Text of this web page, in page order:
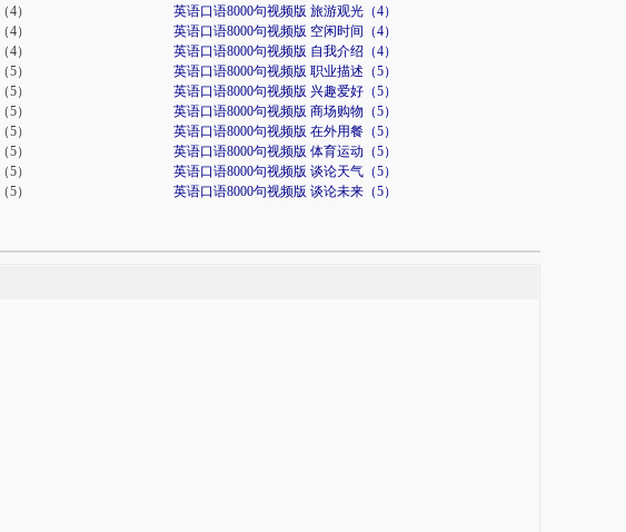
4）
英语口语8000句视频版 旅游观光（4）
4）
英语口语8000句视频版 空闲时间（4）
4）
英语口语8000句视频版 自我介绍（4）
5）
英语口语8000句视频版 职业描述（5）
5）
英语口语8000句视频版 兴趣爱好（5）
5）
英语口语8000句视频版 商场购物（5）
5）
英语口语8000句视频版 在外用餐（5）
5）
英语口语8000句视频版 体育运动（5）
5）
英语口语8000句视频版 谈论天气（5）
5） 英语口语8000句视频版 谈论未来（5）